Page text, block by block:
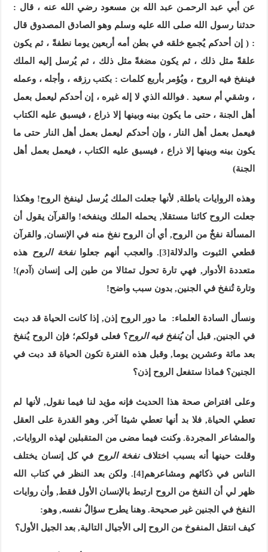
عن أبي عبد الرحمـن عبد الله بن مسعود رضي الله عنه ، قال :
حدثنا رسول الله صلى الله عليه وسلم وهو الصادق المصدوق قال
: ( إن أحدكم يُجمع خلقه في بطن أمه أربعين يوما نطفةً ، ثم يكون
علقةً مثل ذلك ، ثم يكون مضغةً مثل ذلك ، ثم يُرسل إليه الملك
فينفخ فيه الروح ، ويُؤمر بأربع كلمات : بكتب رزقه ، وأجله ، وعمله
، وشقي أم سعيد . فوالله الذي لا إله غيره ، إن أحدكم ليعمل بعمل
أهل الجنة ، حتى ما يكون بينه وبينها إلا ذراع ، فيسبق عليه الكتاب
فيعمل بعمل أهل النار ، وإن أحدكم ليعمل بعمل أهل النار حتى ما
يكون بينه وبينها إلا ذراع ، فيسبق عليه الكتاب ، فيعمل بعمل أهل
الجنة)
وهذه الروايات باطلة, لأنها جعلت الملك يُرسل لينفخ الروح! وهكذا
جعلت الروح كائنا مستقلا, يحمله الملك وينفخه! والقرآن يقول أن
المسألة نفخٌ من الروح, أي أن الروح نفخ منه في الإنسان, والقرآن
قطعي الثبوت والدلالة[3] . والعجب أنهم جعلوانفخة الروح هذه
متعددة الأدوار, فهي تارة تحول تمثالا من طين إلى إنسان (آدم)!
وتارة تُنفخ في الجنين, بدون سبب واضح!
ونسأل السادة العلماء: ما دور الروح إذن, إذا كانت الحياة قد دبت
في الجنين, قبل أنيُنفخ فيه الروح؟ فعلى قولكم؛ فإن الروح يُنفخ
بعد مائة وعشرين يوما, وقبل هذه الفترة تكون الحياة قد دبت في
الجنين؟ فماذا ستفعل الروح إذن؟
وعلى افتراض صحة هذا الحديث فإنه مؤيد لنا فيما نقول, لأنها لم
تعطي الحياة, فلا بد أنها تعطي شيئا آخر, وهو القدرة على العقل
والمشاعر المجردة. وكنت فيما مضى من المتقبلين لهذه الروايات,
وقلت حينها أنه بسبب اختلافنفخة الروح في كل إنسان يختلف
الناس في ذكائهم ومشاعرهم[4]
. ولكن بعد النظر في كتاب الله
ظهر لي أن النفخ من الروح ارتبط بالإنسان الأول فقط, وأن روايات
النفخ في الجنين غير صحيحة. وهنا يطرح سؤالٌ نفسه, وهو:
كيف انتقل المنفوخ من الروح إلى الأجيال التالية, بعد الجيل الأول؟